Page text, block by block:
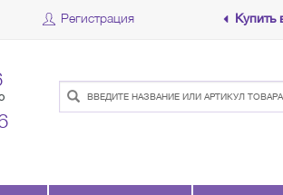
Регистрация Купить